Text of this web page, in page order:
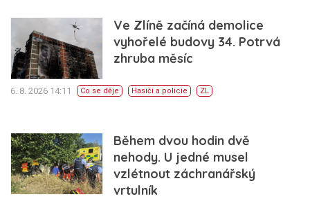
Ve Zlíně začíná demolice
vyhořelé budovy 34. Potrvá
zhruba měsíc
6. 8. 2026 14:11 Co se děje Hasiči a policie ZL
Během dvou hodin dvě
nehody. U jedné musel
vzlétnout záchranářský
vrtulník